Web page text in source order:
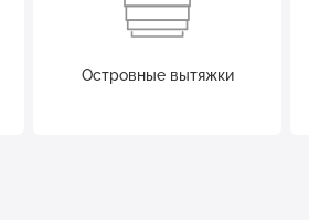
Островные вытяжки